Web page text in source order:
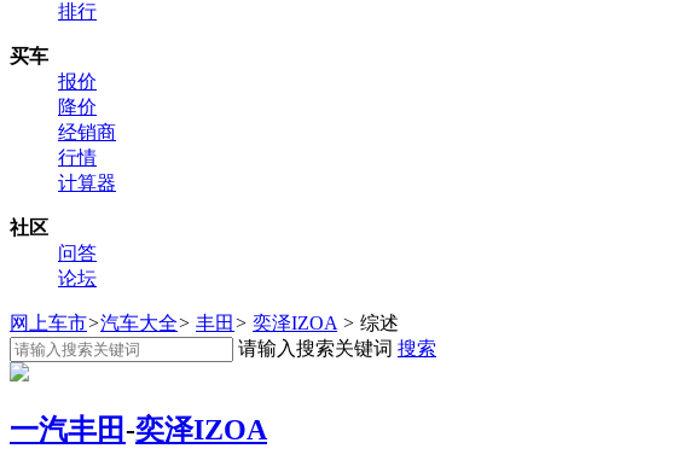
排行
买车
报价
降价
经销商
行情
计算器
社区
问答
论坛
网上车市>汽车大全> 丰田 > 奕泽IZOA > 综述
请输入搜索关键词 搜索
一汽丰田-奕泽IZOA